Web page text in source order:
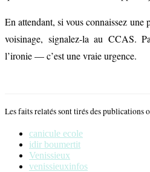
En attendant, si vous connaissez une
voisinage, signalez-la au CCAS.
l’ironie — c’est une vraie urgence.
Les faits relatés sont tirés des publications
canicule ecole
idir boumertit
Venissieux
venissieuxinfos